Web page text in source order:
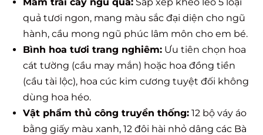
quả tươi ngon, mang màu sắc đại diện cho ngũ
hành, cầu mong ngũ phúc lâm môn cho em bé.
Bình hoa tươi trang nghiêm: Ưu tiên chọn hoa
cát tường (cầu may mắn) hoặc hoa đồng tiền
(cầu tài lộc), hoa cúc kim cương tuyệt đối không
dùng hoa héo.
Vật phẩm thủ công truyền thống: 12 bộ váy áo
bằng giấy màu xanh, 12 đôi hài nhỏ dâng các Bà